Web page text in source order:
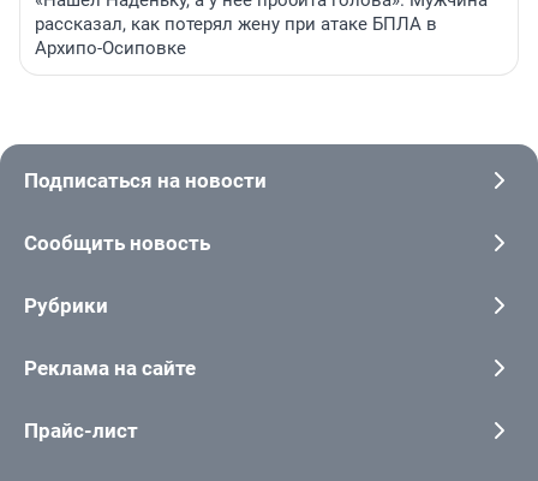
рассказал, как потерял жену при атаке БПЛА в
Архипо-Осиповке
Подписаться на новости
Сообщить новость
Рубрики
Реклама на сайте
Прайс-лист